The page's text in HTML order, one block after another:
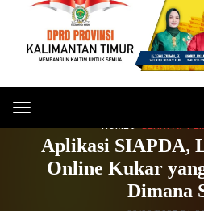
Toggle
navigation
Aplikasi SIAPDA,
Online Kukar
Dimana